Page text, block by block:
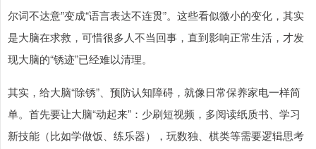
尔词不达意”变成“语言表达不连贯”。这些看似微小的变化，其实
是大脑在求救，可惜很多人不当回事，直到影响正常生活，才发
现大脑的“锈迹”已经难以清理。
其实，给大脑“除锈”、预防认知障碍，就像日常保养家电一样简
单。首先要让大脑“动起来”：少刷短视频，多阅读纸质书、学习
新技能（比如学做饭、练乐器），玩数独、棋类等需要逻辑思考